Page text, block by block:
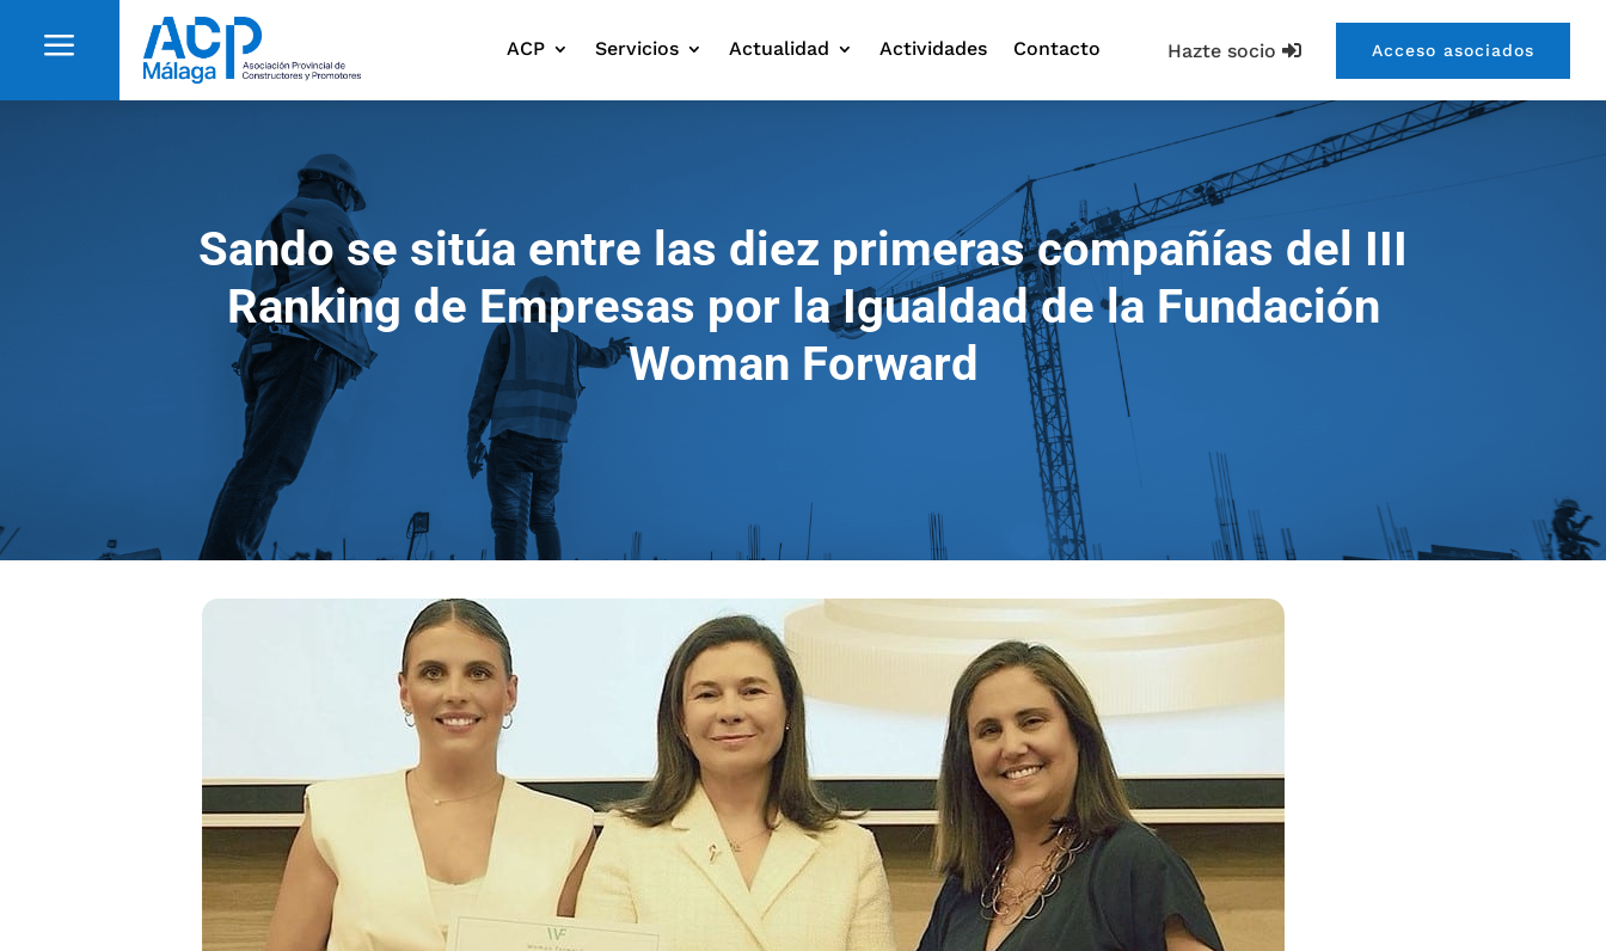
a Hazte socio Acceso asociados
ACP Servicios Actualidad Actividades Contacto
Sando se sitúa entre las diez primeras compañías del III
Ranking de Empresas por la Igualdad de la Fundación
Woman Forward